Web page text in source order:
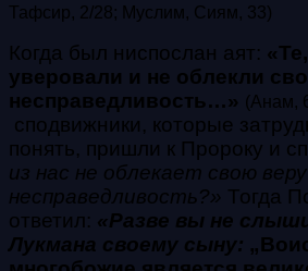
Тафсир, 2/28; Муслим, Сиям, 33)
Когда был ниспослан аят:
уверовали и не облекли
несправедливость…» (Анам,
сподвижники, которые
понять, пришли к Пророку и
из нас не облекает свою
несправедливость?» Тогда
ответил: «Разве вы не
Лукмана своему сыну: